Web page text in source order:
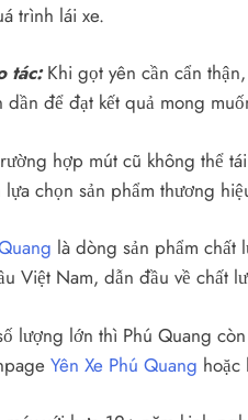
trình lái xe.
tác:Khi gọt yên cần cẩn
để đạt kết quả mong
hợp mút cũ không thể
chọn sản phẩm thương
là dòng sản phẩm chất
Việt Nam, dẫn đầu về chất
lượng lớn thì Phú Quang
Yên Xe Phú Quang hoặc